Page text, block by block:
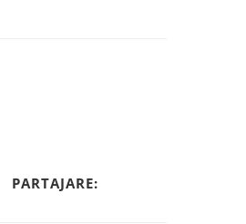
PARTAJARE: